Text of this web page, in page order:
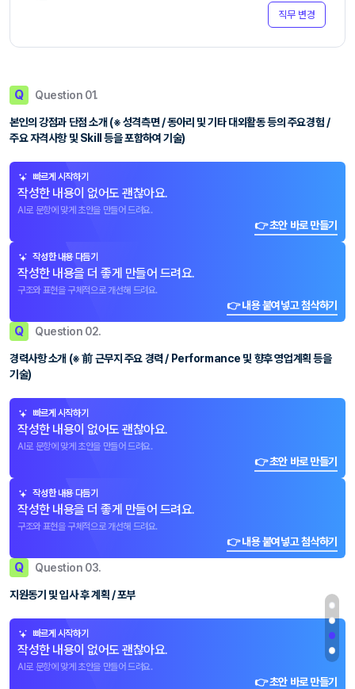
직무 변경
Q Question 01.
본인의 강점과 단점 소개 (※ 성격측면 / 동아리 및 기타 대외활동 등의 주요경험 /
주요 자격사항 및 Skill 등을 포함하여 기술)
빠르게 시작하기
작성한 내용이 없어도 괜찮아요.
AI로 문항에 맞게 초안을 만들어 드려요.
👉 초안 바로 만들기
작성한 내용 다듬기
작성한 내용을 더 좋게 만들어 드려요.
구조와 표현을 구체적으로 개선해 드려요.
👉 내용 붙여넣고 첨삭하기
Q Question 02.
경력사항 소개 (※ 前 근무지 주요 경력 / Performance 및 향후 영업계획 등을
기술)
빠르게 시작하기
작성한 내용이 없어도 괜찮아요.
AI로 문항에 맞게 초안을 만들어 드려요.
👉 초안 바로 만들기
작성한 내용 다듬기
작성한 내용을 더 좋게 만들어 드려요.
구조와 표현을 구체적으로 개선해 드려요.
👉 내용 붙여넣고 첨삭하기
Q Question 03.
지원동기 및 입사 후 계획 / 포부
빠르게 시작하기
작성한 내용이 없어도 괜찮아요.
AI로 문항에 맞게 초안을 만들어 드려요.
👉 초안 바로 만들기